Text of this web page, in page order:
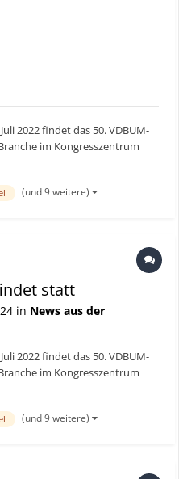
2022 findet das 50. VDBUM-
im Kongresszentrum
für Partner*innen und Kinder,
(und 9 weitere)
statt
in News aus der
2022 findet das 50. VDBUM-
im Kongresszentrum
für Partner*innen und Kinder,
(und 9 weitere)